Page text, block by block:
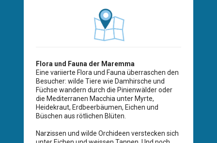
Flora und Fauna der Maremma
Eine variierte Flora und Fauna überraschen den
Besucher: wilde Tiere wie Damhirsche und
Füchse wandern durch die Pinienwälder oder
die Mediterranen Macchia unter Myrte,
Heidekraut, Erdbeerbäumen, Eichen und
Büschen aus rötlichen Blüten.
Narzissen und wilde Orchideen verstecken sich